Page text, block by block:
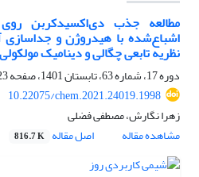
مطالعه جذب دی‌اکسید‌کربن
اشباع‌شده با هیدروژن و جداسازی
نظریه تابعی چگالی و دینامیک
دوره 17، شماره 63، تابستان 1401، صفحه
10.22075/chem.2021.24019.1998
زهرا نگارش، مصطفی فضلی
مشاهده مقاله
اصل مقاله 816.7 K